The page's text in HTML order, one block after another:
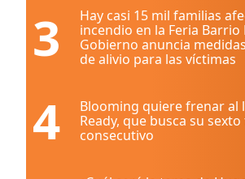
3
Hay casi 15 mil familias
incendio en la Feria Barrio
Gobierno anuncia
de alivio para las víctimas
4
Blooming quiere frenar al
Ready, que busca su
consecutivo